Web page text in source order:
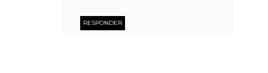
RESPONDER